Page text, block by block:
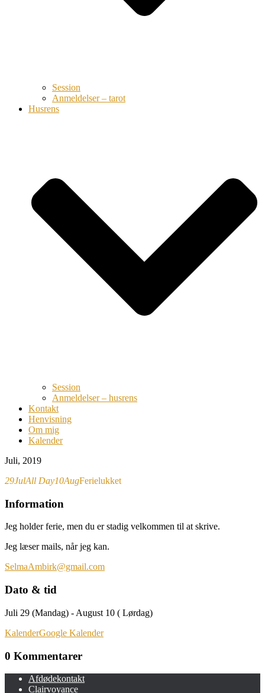
Session
Anmeldelser – tarot
Husrens
Session
Anmeldelser – husrens
Kontakt
Henvisning
Om mig
Kalender
Juli, 2019
29JulAll Day10AugFerielukket
Information
Jeg holder ferie, men du er stadig velkommen til at skrive.
Jeg læser mails, når jeg kan.
SelmaAmbirk@gmail.com
Dato & tid
Juli 29 (Mandag) - August 10 ( Lørdag)
KalenderGoogle Kalender
0 Kommentarer
Afdødekontakt
Clairvoyance